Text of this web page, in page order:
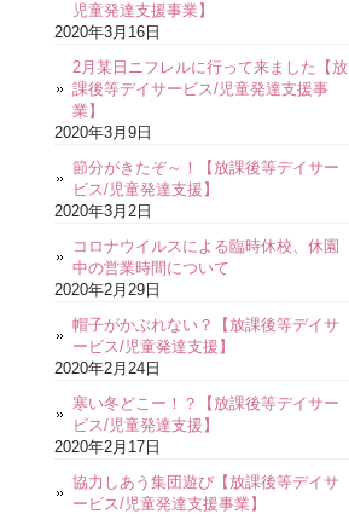
児童発達支援事業】
2020年3月16日
2月某日ニフレルに行って来ました【放
課後等デイサービス/児童発達支援事
業】
2020年3月9日
節分がきたぞ～！【放課後等デイサー
ビス/児童発達支援】
2020年3月2日
コロナウイルスによる臨時休校、休園
中の営業時間について
2020年2月29日
帽子がかぶれない？【放課後等デイサ
ービス/児童発達支援】
2020年2月24日
寒い冬どこー！？【放課後等デイサー
ビス/児童発達支援】
2020年2月17日
協力しあう集団遊び【放課後等デイサ
ービス/児童発達支援事業】